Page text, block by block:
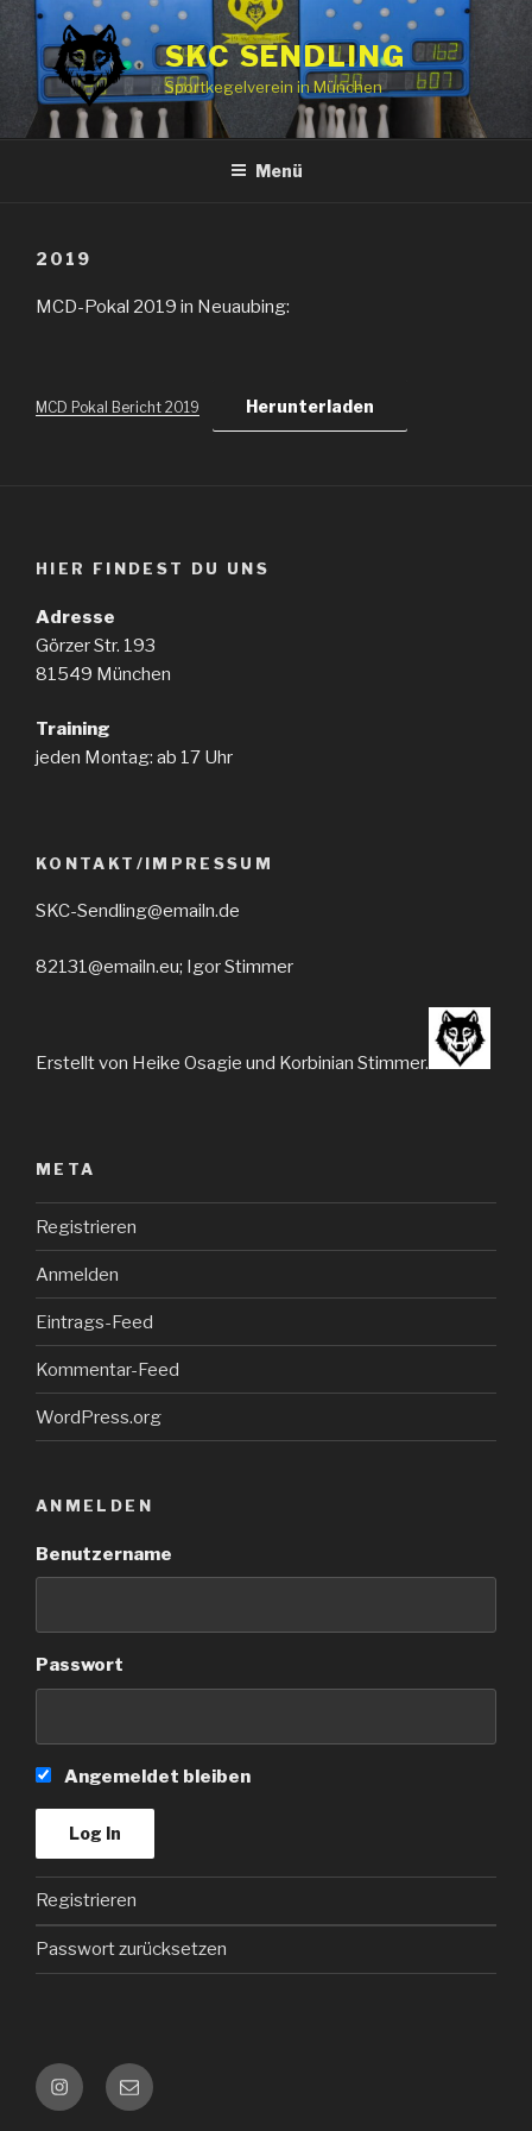
springen
SKC SENDLING
Sportkegelverein in München
Menü
2019
MCD-Pokal 2019 in Neuaubing:
MCD Pokal Bericht 2019 Herunterladen
HIER FINDEST DU UNS
Adresse
Görzer Str. 193
81549 München
Training
jeden Montag: ab 17 Uhr
KONTAKT/IMPRESSUM
SKC-Sendling@emailn.de
82131@emailn.eu; Igor Stimmer
Erstellt von Heike Osagie und Korbinian Stimmer.
META
Registrieren
Anmelden
Eintrags-Feed
Kommentar-Feed
WordPress.org
ANMELDEN
Benutzername
Passwort
Angemeldet bleiben
Registrieren
Passwort zurücksetzen
InstagramKontakt
e-